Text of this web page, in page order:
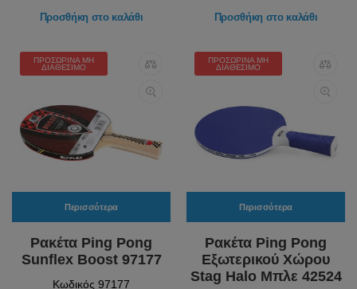
Προσθήκη στο καλάθι Προσθήκη στο καλάθι
ΠΡΟΣΩΡΙΝΆ ΜΗ
ΔΙΑΘΈΣΙΜΟ
Περισσότερα
Ρακέτα Ping Pong
Sunflex Boost 97177
Κωδικός 97177
ΠΡΟΣΩΡΙΝΆ ΜΗ
ΔΙΑΘΈΣΙΜΟ
Περισσότερα
Ρακέτα Ping Pong
Εξωτερικού Χώρου
Stag Halo Μπλε 42524